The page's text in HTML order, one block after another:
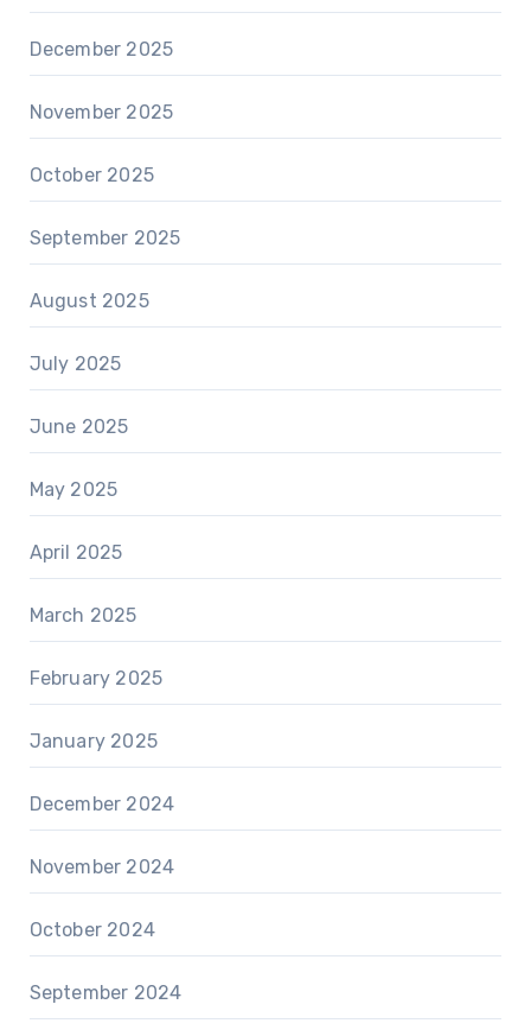
December 2025
November 2025
October 2025
September 2025
August 2025
July 2025
June 2025
May 2025
April 2025
March 2025
February 2025
January 2025
December 2024
November 2024
October 2024
September 2024